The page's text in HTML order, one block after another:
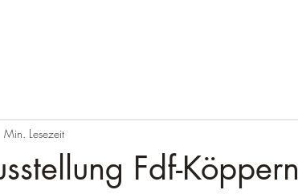
Fdf-Köppern
Min. Lesezeit